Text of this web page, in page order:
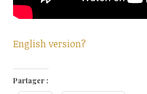
English version?
Partager :